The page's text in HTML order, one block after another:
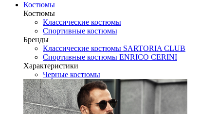
Костюмы
Костюмы
Классические костюмы
Спортивные костюмы
Бренды
Классические костюмы SARTORIA CLUB
Спортивные костюмы ENRICO CERINI
Характеристики
Черные костюмы